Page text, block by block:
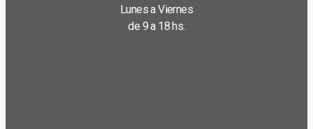
Lunes a Viernes
de 9 a 18 hs.